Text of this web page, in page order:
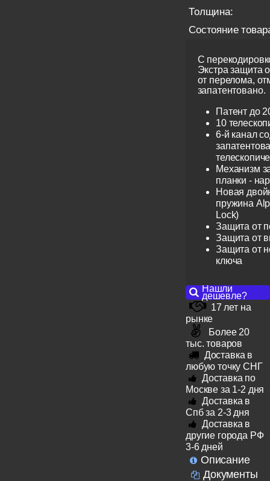
Толщина:
Состояние
С
Экстра защита
от перелома,
запатентовано.
Патент до
10
6-й канал
Механизм
планки -
Новая
пружина
Lock)
Защита от
Защита от
Защита от
ключа
Нашли
дешевле?
17 лет на
рынке
Более 20
тыс. товаров
Доставка в
любую точку СНГ
Доставка по
Москве за 1-2 дня
Доставка в
Спб за 2-3 дня
Доставка в
другие города РФ
3-6 дней
Описание
Документы